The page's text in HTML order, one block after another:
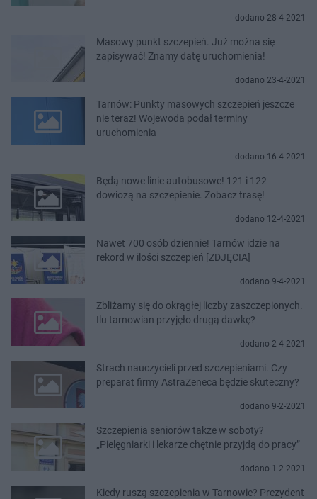
dodano 28-4-2021
Masowy punkt szczepień. Już można się
zapisywać! Znamy datę uruchomienia!
dodano 23-4-2021
Tarnów: Punkty masowych szczepień jeszcze
nie teraz! Wojewoda podał terminy
uruchomienia
dodano 16-4-2021
Będą nowe linie autobusowe! 121 i 122
dowiozą na szczepienie. Zobacz trasę!
dodano 12-4-2021
Nawet 700 osób dziennie! Tarnów idzie na
rekord w ilości szczepień [ZDJĘCIA]
dodano 9-4-2021
Zbliżamy się do okrągłej liczby zaszczepionych.
Ilu tarnowian przyjęło drugą dawkę?
dodano 2-4-2021
Strach nauczycieli przed szczepieniami. Czy
preparat firmy AstraZeneca będzie skuteczny?
dodano 9-2-2021
Szczepienia seniorów także w soboty?
„Pielęgniarki i lekarze chętnie przyjdą do pracy”
dodano 1-2-2021
Kiedy ruszą szczepienia w Tarnowie? Prezydent